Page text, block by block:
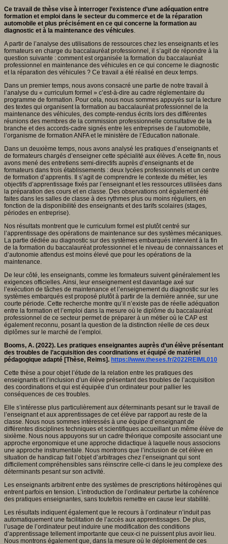
Ce travail de thèse vise à interroger l’existence d’une adéquation entre
formation et emploi dans le secteur du commerce et de la réparation
automobile et plus précisément en ce qui concerne la formation au
diagnostic et à la maintenance des véhicules.
A partir de l’analyse des utilisations de ressources chez les enseignants et les
formateurs en charge du baccalauréat professionnel, il s’agit de répondre à la
question suivante : comment est organisée la formation du baccalauréat
professionnel en maintenance des véhicules en ce qui concerne le diagnostic
et la réparation des véhicules ? Ce travail a été réalisé en deux temps.
Dans un premier temps, nous avons consacré une partie de notre travail à
l’analyse du « curriculum formel » c’est-à-dire au cadre réglementaire du
programme de formation. Pour cela, nous nous sommes appuyés sur la lecture
des textes qui organisent la formation au baccalauréat professionnel de la
maintenance des véhicules, des compte-rendus écrits lors des différentes
réunions des membres de la commission professionnelle consultative de la
branche et des accords-cadre signés entre les entreprises de l’automobile,
l’organisme de formation ANFA et le ministère de l’Education nationale.
Dans un deuxième temps, nous avons analysé les pratiques d’enseignants et
de formateurs chargés d’enseigner cette spécialité aux élèves. A cette fin, nous
avons mené des entretiens semi-directifs auprès d’enseignants et de
formateurs dans trois établissements : deux lycées professionnels et un centre
de formation d’apprentis. Il s’agit de comprendre le contexte du métier, les
objectifs d’apprentissage fixés par l’enseignant et les ressources utilisées dans
la préparation des cours et en classe. Des observations ont également été
faites dans les salles de classe à des rythmes plus ou moins réguliers, en
fonction de la disponibilité des enseignants et des tarifs scolaires (stages,
périodes en entreprise).
Nos résultats montrent que le curriculum formel est plutôt centré sur
l’apprentissage des opérations de maintenance sur des systèmes mécaniques.
La partie dédiée au diagnostic sur des systèmes embarqués intervient à la fin
de la formation du baccalauréat professionnel et le niveau de connaissances et
d’autonomie attendus est moins élevé que pour les opérations de la
maintenance.
De leur côté, les enseignants, comme les formateurs suivent généralement les
exigences officielles. Ainsi, leur enseignement est davantage axé sur
l’exécution de tâches de maintenance et l’enseignement du diagnostic sur les
systèmes embarqués est proposé plutôt à partir de la dernière année, sur une
courte période. Cette recherche montre qu’il n’existe pas de réelle adéquation
entre la formation et l’emploi dans la mesure où le diplôme du baccalauréat
professionnel de ce secteur permet de préparer à un métier où le CAP est
également reconnu, posant la question de la distinction réelle de ces deux
diplômes sur le marché de l’emploi.
Booms, A. (2022). Les pratiques enseignantes auprès d’un élève présentant
des troubles de l’acquisition des coordinations et équipé de matériel
pédagogique adapté [Thèse, Reims]. https://www.theses.fr/2022REIML010
Cette thèse a pour objet l’étude de la relation entre les pratiques des
enseignants et l’inclusion d’un élève présentant des troubles de l’acquisition
des coordinations et qui est équipée d’un ordinateur pour pallier les
conséquences de ces troubles.
Elle s’intéresse plus particulièrement aux déterminants pesant sur le travail de
l’enseignant et aux apprentissages de cet élève par rapport au reste de la
classe. Nous nous sommes intéressés à une équipe d’enseignant de
différentes disciplines techniques et scientifiques accueillant un même élève de
sixième. Nous nous appuyons sur un cadre théorique composite associant une
approche ergonomique et une approche didactique à laquelle nous associons
une approche instrumentale. Nous montrons que l’inclusion de cet élève en
situation de handicap fait l’objet d’arbitrages chez l’enseignant qui sont
difficilement compréhensibles sans réinscrire celle-ci dans le jeu complexe des
déterminants pesant sur son activité.
Les enseignants arbitrent entre des systèmes de prescriptions hétérogènes qui
entrent parfois en tension. L’introduction de l’ordinateur perturbe la cohérence
des pratiques enseignantes, sans toutefois remettre en cause leur stabilité.
Les résultats indiquent également que le recours à l’ordinateur n’induit pas
automatiquement une facilitation de l’accès aux apprentissages. De plus,
l’usage de l’ordinateur peut induire une modification des conditions
d’apprentissage tellement importante que ceux-ci ne puissent plus avoir lieu.
Nous montrons également que, dans la mesure où le déploiement de ces